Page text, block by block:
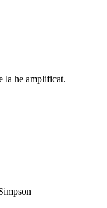
la he amplificat.